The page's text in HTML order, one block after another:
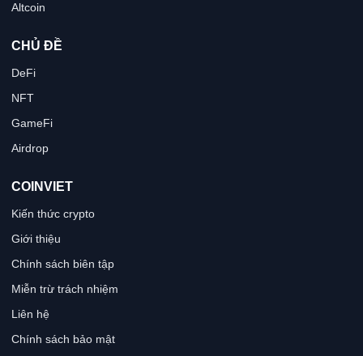
Altcoin
CHỦ ĐỀ
DeFi
NFT
GameFi
Airdrop
COINVIET
Kiến thức crypto
Giới thiệu
Chính sách biên tập
Miễn trừ trách nhiệm
Liên hệ
Chính sách bảo mật